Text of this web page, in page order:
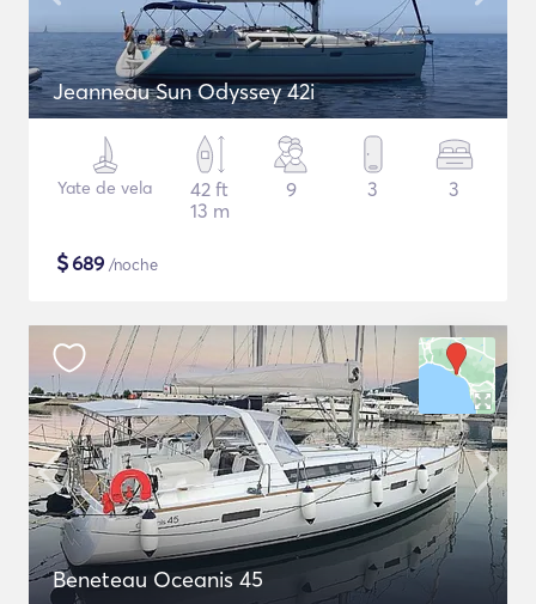
Jeanneau Sun Odyssey 42i
Yate de vela
42 ft
13 m
9 3 3
$689 /noche
Beneteau Oceanis 45